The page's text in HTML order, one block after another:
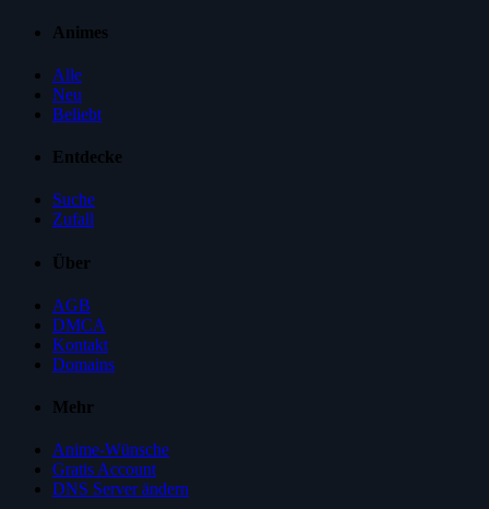
Animes
Alle
Neu
Beliebt
Entdecke
Suche
Zufall
Über
AGB
DMCA
Kontakt
Domains
Mehr
Anime-Wünsche
Gratis Account
DNS Server ändern